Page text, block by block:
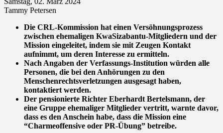
Tammy Petersen
Die CRL-Kommission hat einen Versöhnungsprozess
zwischen ehemaligen KwaSizabantu-Mitgliedern und der
Mission eingeleitet, indem sie mit Zeugen Kontakt
aufnimmt, um deren Interesse zu ermitteln.
Nach Angaben der Verfassungs-Institution würden alle
Personen, die bei den Anhörungen zu den
Menschenrechtsverletzungen ausgesagt haben,
kontaktiert werden.
Der pensionierte Richter Eberhardt Bertelsmann, der
eine Gruppe ehemaliger Mitglieder vertritt, warnte davor,
dass es den Anschein habe, dass die Mission eine
“Charmeoffensive oder PR-Übung” betreibe.